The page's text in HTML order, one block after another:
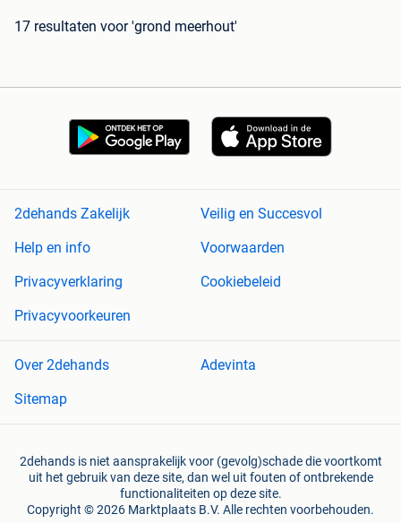
17 resultaten voor 'grond meerhout'
2dehands Zakelijk
Veilig en Succesvol
Help en info
Voorwaarden
Privacyverklaring
Cookiebeleid
Privacyvoorkeuren
Over 2dehands
Adevinta
Sitemap
2dehands is niet aansprakelijk voor (gevolg)schade die voortkomt
uit het gebruik van deze site, dan wel uit fouten of ontbrekende
functionaliteiten op deze site.
Copyright © 2026 Marktplaats B.V. Alle rechten voorbehouden.